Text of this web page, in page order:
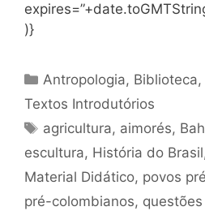
)}
Categorias
Antropologia, Biblioteca,
Textos Introdutórios
Tags
agricultura, aimorés,
escultura, História do Brasil
Material Didático, povos
pré-colombianos,